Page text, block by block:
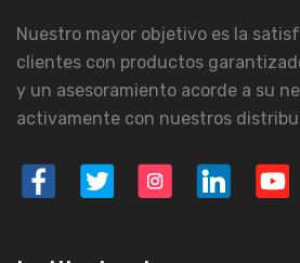
Nuestro mayor objetivo es la
clientes con productos
y un asesoramiento acorde a su
activamente con nuestros